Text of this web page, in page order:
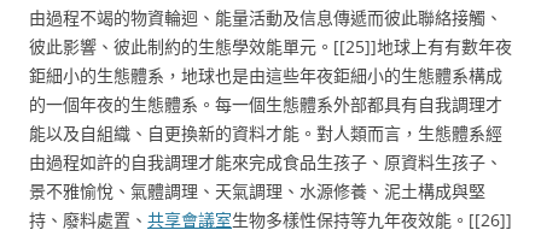
由過程不竭的物資輪迴、能量活動及信息傳遞而彼此聯絡接觸、
彼此影響、彼此制約的生態學效能單元。[[25]]地球上有有數年夜
鉅細小的生態體系，地球也是由這些年夜鉅細小的生態體系構成
的一個年夜的生態體系。每一個生態體系外部都具有自我調理才
能以及自組織、自更換新的資料才能。對人類而言，生態體系經
由過程如許的自我調理才能來完成食品生孩子、原資料生孩子、
景不雅愉悅、氣體調理、天氣調理、水源修養、泥土構成與堅
持、廢料處置、 共享會議室生物多樣性保持等九年夜效能。[[26]]